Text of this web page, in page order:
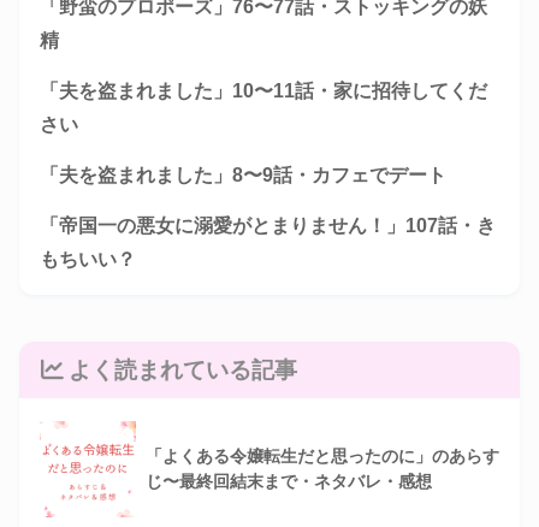
「野蛮のプロポーズ」76〜77話・ストッキングの妖
精
「夫を盗まれました」10〜11話・家に招待してくだ
さい
「夫を盗まれました」8〜9話・カフェでデート
「帝国一の悪女に溺愛がとまりません！」107話・き
もちいい？
よく読まれている記事
「よくある令嬢転生だと思ったのに」のあらす
じ〜最終回結末まで・ネタバレ・感想